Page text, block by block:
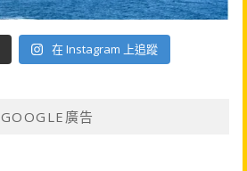
在 Instagram 上追蹤
GOOGLE廣告